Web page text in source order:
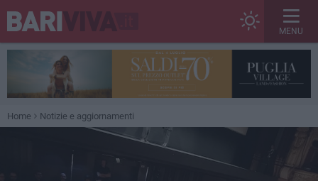
MENU
Home Notizie e aggiornamenti